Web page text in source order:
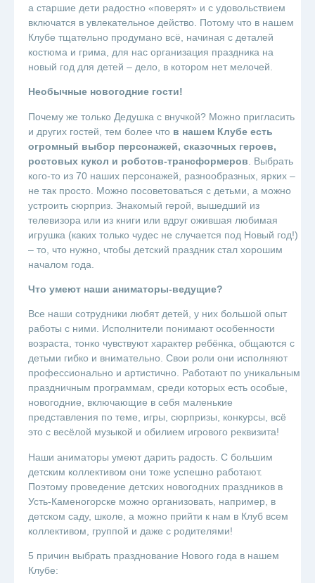
а старшие дети радостно «поверят» и с удовольствием
включатся в увлекательное действо. Потому что в нашем
Клубе тщательно продумано всё, начиная с деталей
костюма и грима, для нас организация праздника на
новый год для детей – дело, в котором нет мелочей.
Необычные новогодние гости!
Почему же только Дедушка с внучкой? Можно пригласить
и других гостей, тем более что в нашем Клубе есть
огромный выбор персонажей, сказочных героев,
ростовых кукол и роботов-трансформеров . Выбрать
кого-то из 70 наших персонажей, разнообразных, ярких –
не так просто. Можно посоветоваться с детьми, а можно
устроить сюрприз. Знакомый герой, вышедший из
телевизора или из книги или вдруг ожившая любимая
игрушка (каких только чудес не случается под Новый год!)
– то, что нужно, чтобы детский праздник стал хорошим
началом года.
Что умеют наши аниматоры-ведущие?
Все наши сотрудники любят детей, у них большой опыт
работы с ними. Исполнители понимают особенности
возраста, тонко чувствуют характер ребёнка, общаются с
детьми гибко и внимательно. Свои роли они исполняют
профессионально и артистично. Работают по уникальным
праздничным программам, среди которых есть особые,
новогодние, включающие в себя маленькие
представления по теме, игры, сюрпризы, конкурсы, всё
это с весёлой музыкой и обилием игрового реквизита!
Наши аниматоры умеют дарить радость. С большим
детским коллективом они тоже успешно работают.
Поэтому проведение детских новогодних праздников в
Усть-Каменогорске можно организовать, например, в
детском саду, школе, а можно прийти к нам в Клуб всем
коллективом, группой и даже с родителями!
5 причин выбрать празднование Нового года в нашем
Клубе: